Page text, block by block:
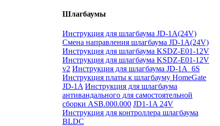
Шлагбаумы
Инструкция для шлагбаума JD-1A(24V)
Смена направления шлагбаума JD-1A(24V)
Инструкция для шлагбаума KSDZ-E01-12V
Инструкция для шлагбаума KSDZ-E01-12V
v2 Инструкция для шлагбаума JD-1A_6S
Инструкция платы к шлагбауму HomeGate
JD-1A Инструкция для шлагбаума
антивандального для самостоятельной
сборки ASB.000.000 JD1-1A 24V
Инструкция для контроллера шлагбаума
BLDC